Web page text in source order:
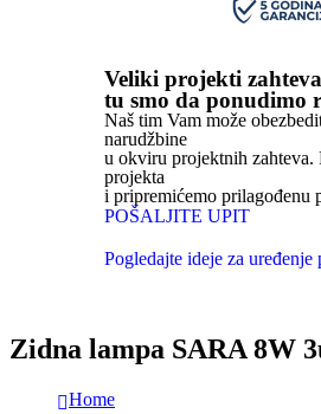
Veliki projekti
tu smo da ponudimo
Naš tim Vam može
narudžbine
u okviru projektnih zahteva.
projekta
i pripremićemo prilagođenu
POŠALJITE UPIT
Pogledajte ideje za uređenje
Zidna lampa SARA 8W
Home